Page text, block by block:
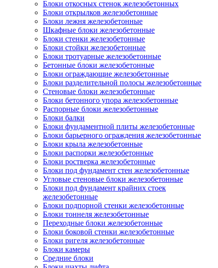
Блоки откосных стенок железобетонных
Блоки открылков железобетонные
Блоки лежня железобетонные
Шкафные блоки железобетонные
Блоки стенки железобетонные
Блоки стойки железобетонные
Блоки тротуарные железобетонные
Бетонные блоки железобетонные
Блоки ограждающие железобетонные
Блоки разделительной полосы железобетонные
Стеновые блоки железобетонные
Блоки бетонного упора железобетонные
Распорные блоки железобетонные
Блоки балки
Блоки фундаментной плиты железобетонные
Блоки барьерного ограждения железобетонные
Блоки крыла железобетонные
Блоки распорки железобетонные
Блоки ростверка железобетонные
Блоки под фундамент стен железобетонные
Угловые стеновые блоки железобетонные
Блоки под фундамент крайних стоек
железобетонные
Блоки подпорной стенки железобетонные
Блоки тоннеля железобетонные
Переходные блоки железобетонные
Блоки боковой стенки железобетонные
Блоки ригеля железобетонные
Блоки камеры
Средние блоки